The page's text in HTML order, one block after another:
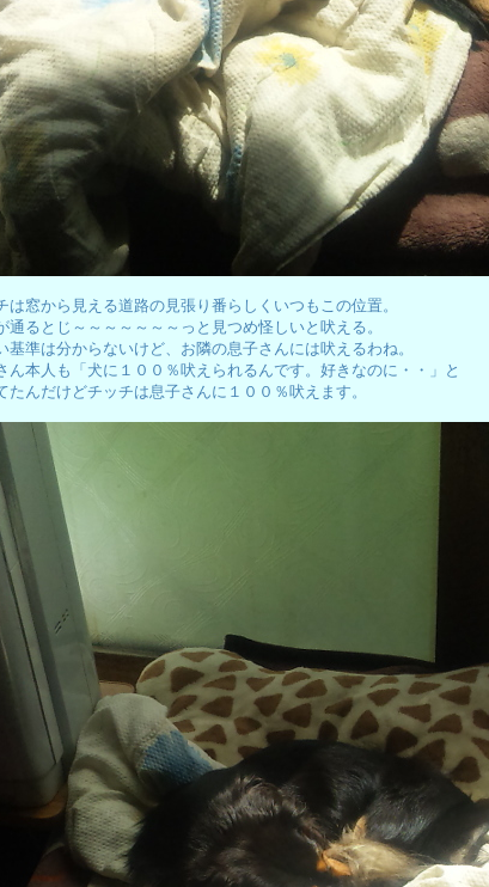
は窓から見える道路の見張り番らしくいつもこの位置。
通るとじ～～～～～～～っと見つめ怪しいと吠える。
基準は分からないけど、お隣の息子さんには吠えるわね。
ん本人も「犬に１００％吠えられるんです。好きなのに・・」と
たんだけどチッチは息子さんに１００％吠えます。